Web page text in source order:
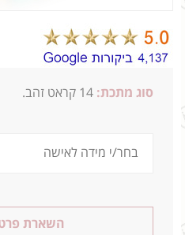
סוג מתכת: 14 קראט זהב.
השארת